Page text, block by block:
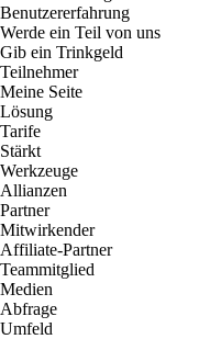
Benutzererfahrung
Werde ein Teil von uns
Gib ein Trinkgeld
Teilnehmer
Meine Seite
Lösung
Tarife
Stärkt
Werkzeuge
Allianzen
Partner
Mitwirkender
Affiliate-Partner
Teammitglied
Medien
Abfrage
Umfeld